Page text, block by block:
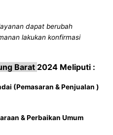
dapat berubah
lakukan konfirmasi
Barat 2024 Meliputi :
(Pemasaran & Penjualan )
& Perbaikan Umum